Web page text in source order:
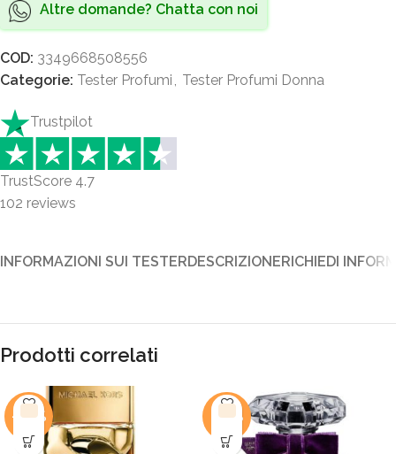
Altre domande? Chatta con noi
COD: 3349668508556
Categorie: Tester Profumi Tester Profumi Donna
Trustpilot
TrustScore 4.7
102 reviews
INFORMAZIONI SUI TESTERDESCRIZIONERICHIEDI
Prodotti correlati
-46% -45%